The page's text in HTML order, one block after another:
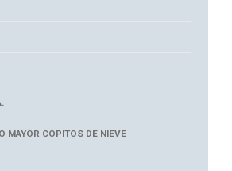
MAYOR COPITOS DE NIEVE